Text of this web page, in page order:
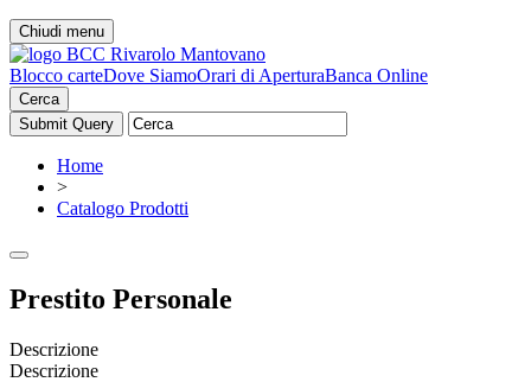
Chiudi menu
Blocco carteDove SiamoOrari di AperturaBanca Online
Cerca
Home
>
Catalogo Prodotti
Prestito Personale
Descrizione
Descrizione